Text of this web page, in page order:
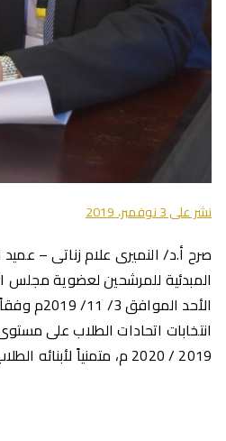
نشر على3 نوفمبر، 2019
صرح أ.د/ النميرى علام زناتى –
المبدئية للمرشحين لعضوية مجلس
الأحد
انتخابات اتحادات الطلاب على
2019 / 2020 م، متمنياً لأبنائه الطلاب التوفيق.